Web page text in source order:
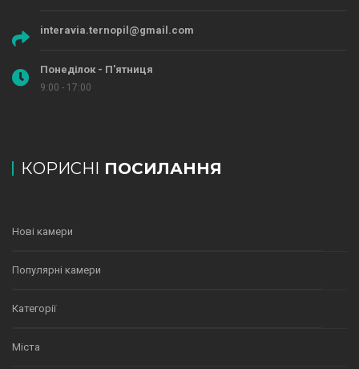
interavia.ternopil@gmail.com
Понеділок - П'ятниця
9:00 - 17:00
КОРИСНІ ПОСИЛАННЯ
Нові камери
Популярні камери
Категорії
Міста